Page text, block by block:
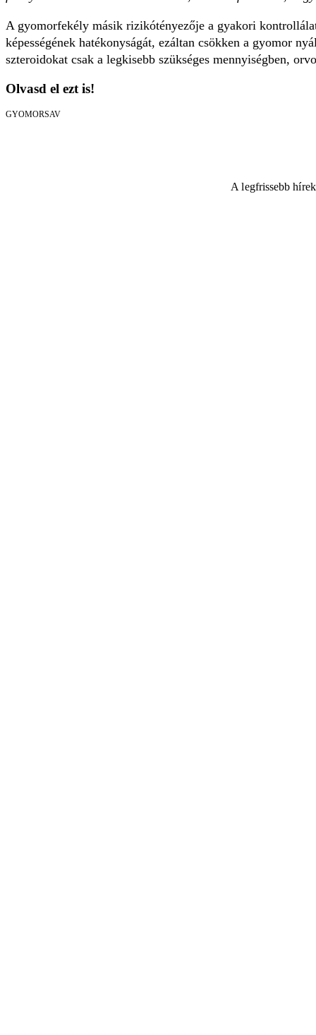
A gyomorfekély másik rizikótényezője a gyakori
képességének hatékonyságát, ezáltan csökken a gyomor
szteroidokat csak a legkisebb szükséges mennyiségben,
Olvasd el ezt is!
GYOMORSAV
A legfrissebb